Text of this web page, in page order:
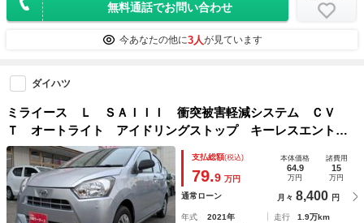
無料通話でお問い合わせ
今あなたの他に3人が見ています
ダイハツ
ミライース Ｌ ＳＡＩＩＩ 衝突被害軽減システム ＣＶ
Ｔ オートライト アイドリングストップ キーレスエントリ
ー コーナーセンサー エアバッグ ＡＢＳ パワーウィンド
ウ
支払総額(税込)
79.9 万円
本体価格
64.9
万円
諸費用
15
万円
通常ローン 月々 8,400 円
年式 2021年 走行
1.9万km